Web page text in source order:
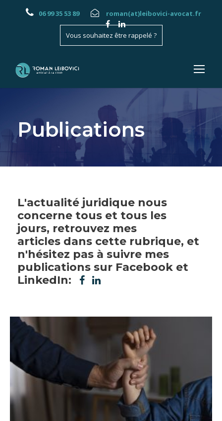
06 99 35 53 89 roman(at)leibovici-avocat.fr
Vous souhaitez être rappelé ?
Publications
L'actualité juridique nous
concerne tous et tous les
jours, retrouvez mes
articles dans cette rubrique, et
n'hésitez pas à suivre mes
publications sur Facebook et
LinkedIn: